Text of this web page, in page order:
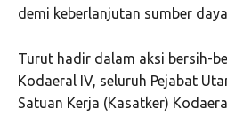
demi keberlanjutan sumber
Turut hadir dalam aksi bersih-
Kodaeral IV, seluruh Pejabat
Satuan Kerja (Kasatker)